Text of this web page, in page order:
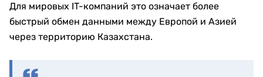
Для мировых IT-компаний это означает более
быстрый обмен данными между Европой и Азией
через территорию Казахстана.